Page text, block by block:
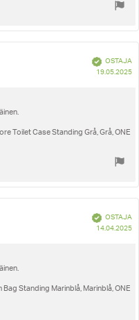
Vahvistettu
OSTAJA
19.05.2025
Toilet Case Standing Grå, Grå, ONE
Vahvistettu
OSTAJA
14.04.2025
Bag Standing Marinblå, Marinblå, ONE